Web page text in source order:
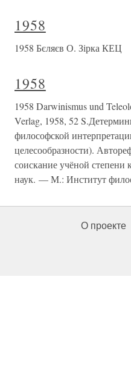
1958
1958 Бєляєв О. Зірка КЕЦ
1958
1958 Darwinismus und
Verlag, 1958, 52
философской
целесообразности).
соискание учёной степени
наук. — М.: Институт
О проекте